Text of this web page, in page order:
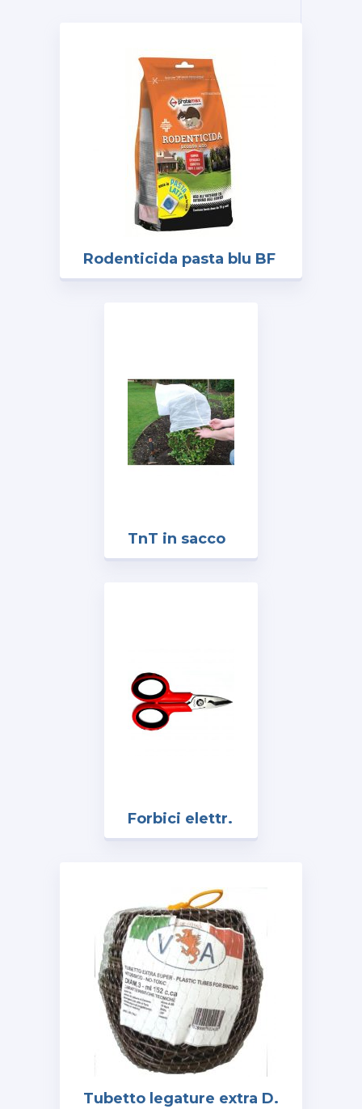
Rodenticida pasta blu BF
busta 150gr.
TnT in sacco
mod. Winter
Forbici elettr.
art. 50T
Tubetto legature extra D.